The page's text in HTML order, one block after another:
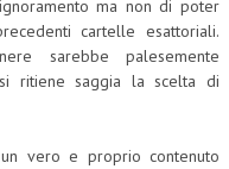
ma non di poter
cartelle esattoriali.
sarebbe palesemente
ritiene saggia la scelta di
vero e proprio contenuto